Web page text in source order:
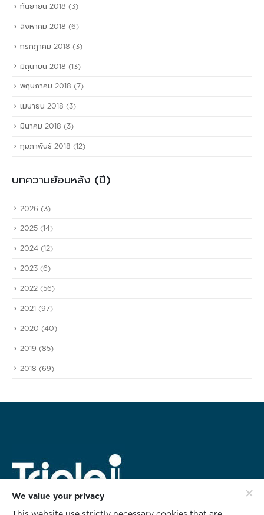
กันยายน 2018 (3)
สิงหาคม 2018 (6)
กรกฎาคม 2018 (3)
มิถุนายน 2018 (13)
พฤษภาคม 2018 (7)
เมษายน 2018 (3)
มีนาคม 2018 (3)
กุมภาพันธ์ 2018 (12)
บทความย้อนหลัง (ปี)
2026 (3)
2025 (14)
2024 (12)
2023 (6)
2022 (56)
2021 (97)
2020 (40)
2019 (85)
2018 (69)
We value your privacy